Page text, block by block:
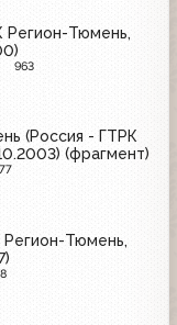
Регион-Тюмень,
963
(Россия - ГТРК
(фрагмент)
Тюмень,